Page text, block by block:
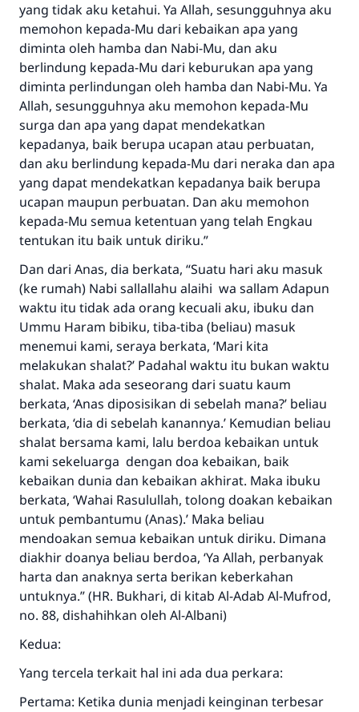
yang tidak aku ketahui. Ya Allah, sesungguhnya aku
memohon kepada-Mu dari kebaikan apa yang
diminta oleh hamba dan Nabi-Mu, dan aku
berlindung kepada-Mu dari keburukan apa yang
diminta perlindungan oleh hamba dan Nabi-Mu. Ya
Allah, sesungguhnya aku memohon kepada-Mu
surga dan apa yang dapat mendekatkan
kepadanya, baik berupa ucapan atau perbuatan,
dan aku berlindung kepada-Mu dari neraka dan apa
yang dapat mendekatkan kepadanya baik berupa
ucapan maupun perbuatan. Dan aku memohon
kepada-Mu semua ketentuan yang telah Engkau
tentukan itu baik untuk diriku.”
Dan dari Anas, dia berkata, “Suatu hari aku masuk
(ke rumah) Nabi sallallahu alaihi wa sallam Adapun
waktu itu tidak ada orang kecuali aku, ibuku dan
Ummu Haram bibiku, tiba-tiba (beliau) masuk
menemui kami, seraya berkata, ‘Mari kita
melakukan shalat?’ Padahal waktu itu bukan waktu
shalat. Maka ada seseorang dari suatu kaum
berkata, ‘Anas diposisikan di sebelah mana?’ beliau
berkata, ‘dia di sebelah kanannya.’ Kemudian beliau
shalat bersama kami, lalu berdoa kebaikan untuk
kami sekeluarga dengan doa kebaikan, baik
kebaikan dunia dan kebaikan akhirat. Maka ibuku
berkata, ‘Wahai Rasulullah, tolong doakan kebaikan
untuk pembantumu (Anas).’ Maka beliau
mendoakan semua kebaikan untuk diriku. Dimana
diakhir doanya beliau berdoa, ‘Ya Allah, perbanyak
harta dan anaknya serta berikan keberkahan
untuknya.” (HR. Bukhari, di kitab Al-Adab Al-Mufrod,
no. 88, dishahihkan oleh Al-Albani)
Kedua:
Yang tercela terkait hal ini ada dua perkara:
Pertama: Ketika dunia menjadi keinginan terbesar
Jawaban no. 110845